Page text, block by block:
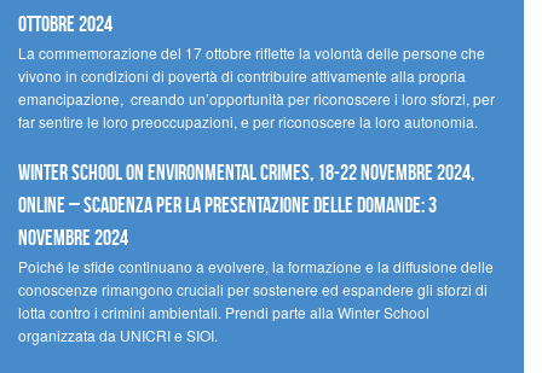
ottobre 2024
La commemorazione del 17 ottobre riflette la volontà delle persone che
vivono in condizioni di povertà di contribuire attivamente alla propria
emancipazione, creando un’opportunità per riconoscere i loro sforzi, per
far sentire le loro preoccupazioni, e per riconoscere la loro autonomia.
Winter School on Environmental Crimes, 18-22 novembre 2024,
Online – Scadenza per la presentazione delle domande: 3
novembre 2024
Poiché le sfide continuano a evolvere, la formazione e la diffusione delle
conoscenze rimangono cruciali per sostenere ed espandere gli sforzi di
lotta contro i crimini ambientali. Prendi parte alla Winter School
organizzata da UNICRI e SIOI.